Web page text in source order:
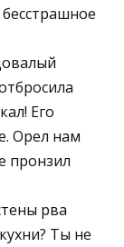
бесстрашное
Его
Орел нам
пронзил
рва
Ты не